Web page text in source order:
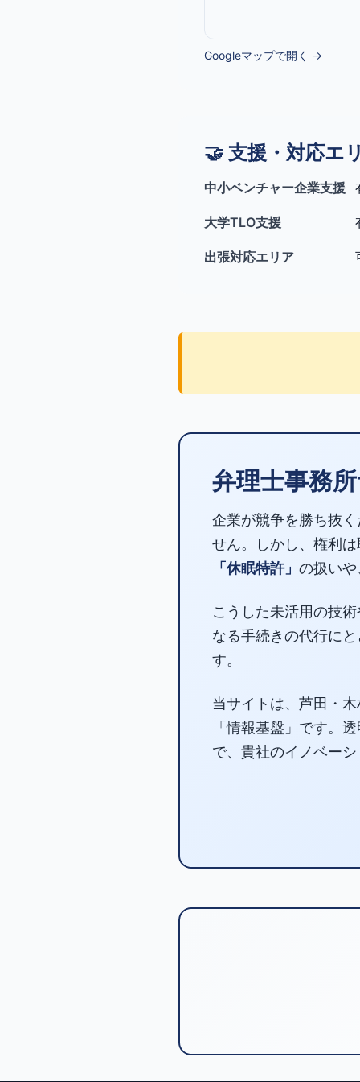
Googleマップで開く →
🤝 支援・対応エ
中小ベンチャー企業支援
大学TLO支援
出張対応エリア
弁理士事務
企業が競争を勝ち抜
せん。しかし、権利
「休眠特許」 の扱い
こうした未活用の技術
なる手続きの代行に
す。
当サイトは、芦田・
「情報基盤」です。
で、貴社のイノベー